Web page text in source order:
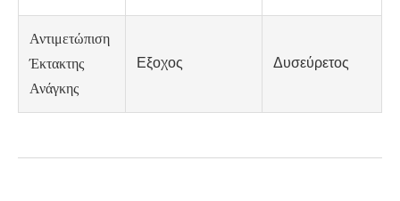
Αντιμετώπιση
Έκτακτης
Ανάγκης
Εξοχος Δυσεύρετος